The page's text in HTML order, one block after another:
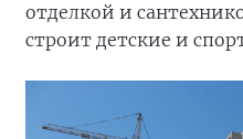
отделкой и
строит детские и